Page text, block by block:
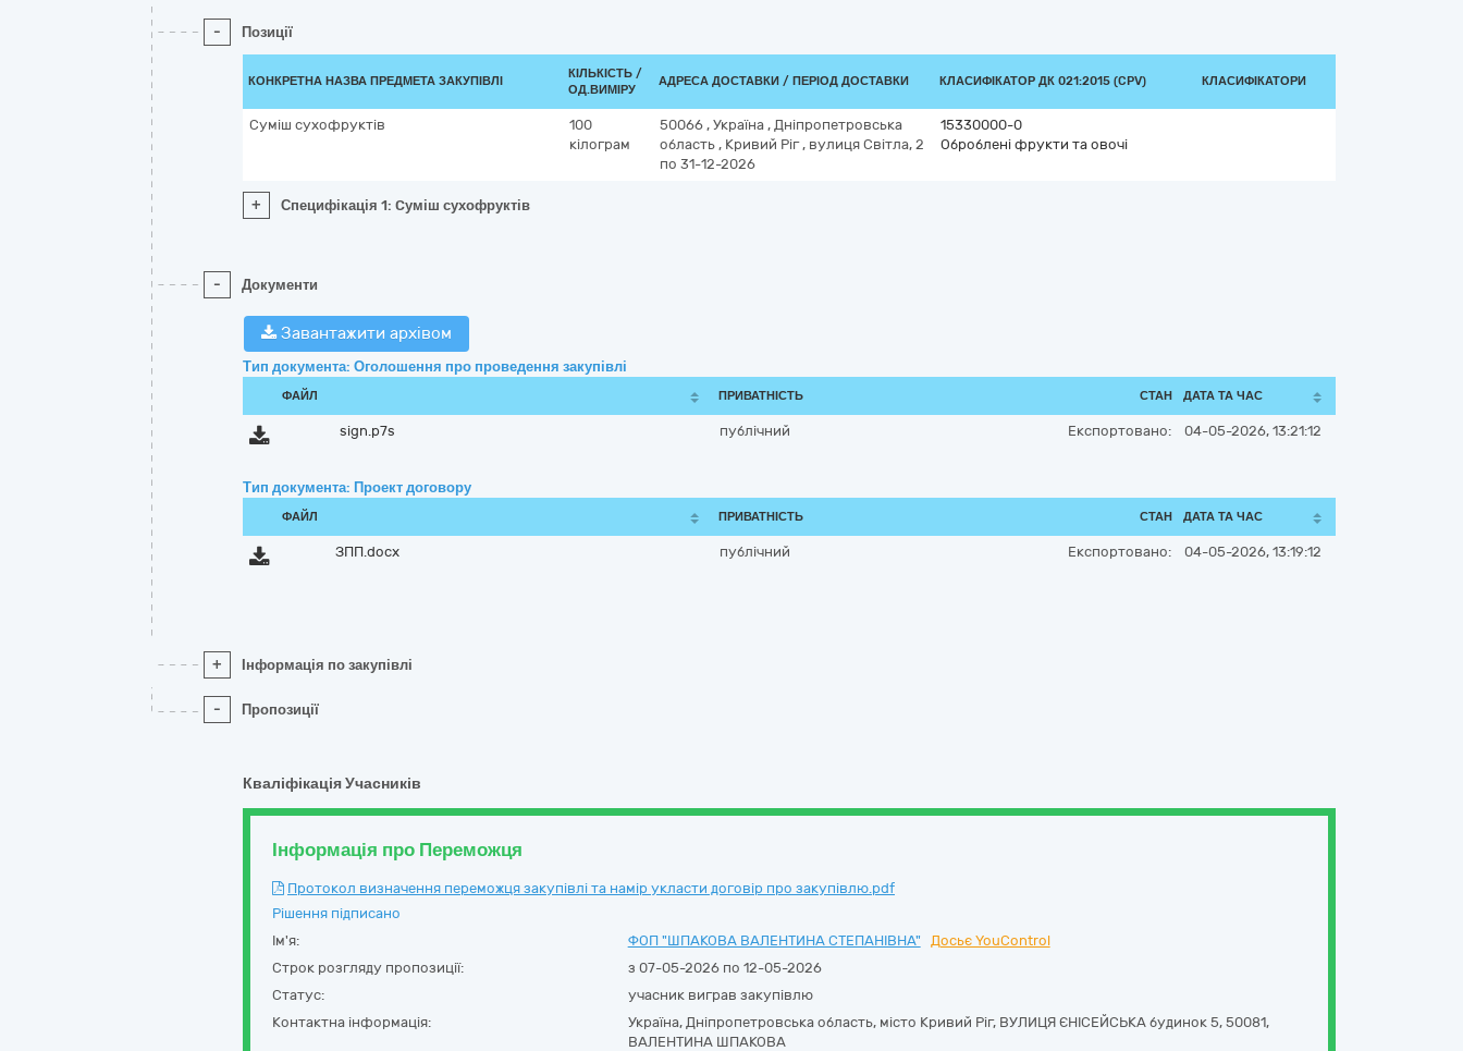
- Позиції
КОНКРЕТНА НАЗВА ПРЕДМЕТА ЗАКУПІВЛІ
КІЛЬКІСТЬ /
ОД.ВИМІРУ
АДРЕСА ДОСТАВКИ / ПЕРІОД ДОСТАВКИ КЛАСИФІКАТОР ДК 021:2015 (CPV) КЛАСИФІКАТОРИ
Cуміш сухофруктів
100
кілограм
50066 , Україна , Дніпропетровська
область , Кривий Ріг, вулиця Світла, 2
по 31-12-2026
15330000-0
Оброблені фрукти та овочі
+ Специфікація 1: Cуміш сухофруктів
- Документи
Завантажити архівом
Тип документа: Оголошення про проведення закупівлі
ФАЙЛ ПРИВАТНІСТЬ СТАН ДАТА ТА ЧАС
sign.p7s публічний Експортовано: 04-05-2026, 13:21:12
Тип документа: Проект договору
ФАЙЛ ПРИВАТНІСТЬ СТАН ДАТА ТА ЧАС
ЗПП.docx публічний Експортовано: 04-05-2026, 13:19:12
+ Інформація по закупівлі
- Пропозиції
Кваліфікація Учасників
Інформація про Переможця
Протокол визначення переможця закупівлі та намір укласти договір про закупівлю.pdf
Рішення підписано
Ім'я:
ФОП "ШПАКОВА ВАЛЕНТИНА СТЕПАНІВНА"
Досьє YouControl
Строк розгляду пропозиції:
з 07-05-2026 по 12-05-2026
Статус:
учасник виграв закупівлю
Контактна інформація:
Україна, Дніпропетровська область, місто Кривий Ріг, ВУЛИЦЯ ЄНІСЕЙСЬКА будинок 5, 50081,
ВАЛЕНТИНА ШПАКОВА